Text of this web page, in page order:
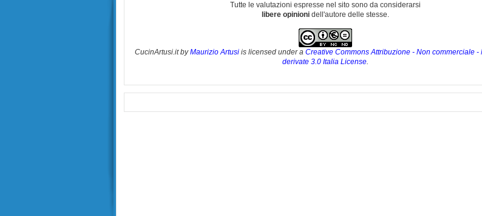
Tutte le valutazioni espresse nel sito sono da considerarsi
libere opinioni dell'autore delle stesse.
CucinArtusi.itbyMaurizio Artusi is licensed under a Creative Commons Attribuzione - Non commerciale -
derivate 3.0 Italia License.